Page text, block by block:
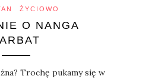
ŻYCIOWO
O NANGA
Trochę pukamy się w